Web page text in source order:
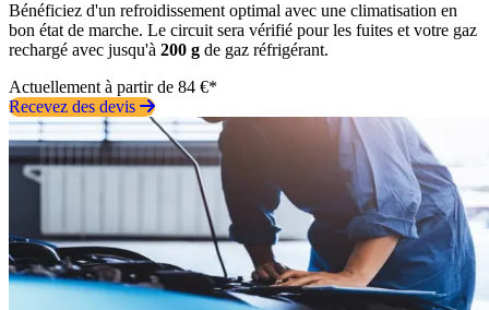
Bénéficiez d'un refroidissement optimal avec une climatisation en
bon état de marche. Le circuit sera vérifié pour les fuites et votre gaz
rechargé avec jusqu'à 200 g de gaz réfrigérant.
Actuellement à partir de 84 €*
Recevez des devis